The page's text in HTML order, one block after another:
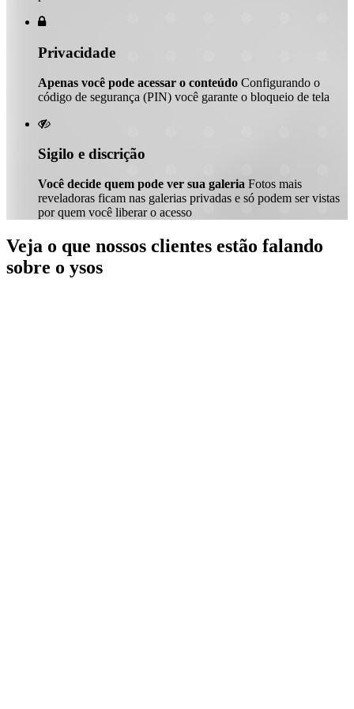

Privacidade
Apenas você pode acessar o conteúdo Configurando o
código de segurança (PIN) você garante o bloqueio de tela

Sigilo e discrição
Você decide quem pode ver sua galeria Fotos mais
reveladoras ficam nas galerias privadas e só podem ser vistas
por quem você liberar o acesso
Veja o que nossos clientes estão falando
sobre o ysos